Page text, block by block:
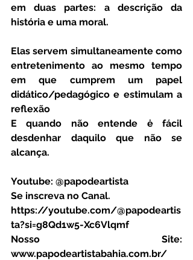
em duas partes: a descrição da
história e uma moral.
Elas servem simultaneamente como
entretenimento ao mesmo tempo
em que cumprem um papel
didático/pedagógico e estimulam a
reflexão
E quando não entende ė fácil
desdenhar daquilo que não se
alcança.
Youtube: @papodeartista
Se inscreva no Canal.
https://youtube.com/@papodeartis
ta?si=g8Qd1w5-Xc6Vlqmf
www.papodeartistabahia.com.br/